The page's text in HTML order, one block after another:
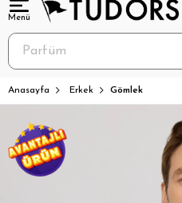
Anasayfa Erkek Gömlek